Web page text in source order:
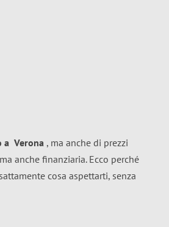
a Verona , ma anche di prezzi
anche finanziaria. Ecco perché
cosa aspettarti, senza